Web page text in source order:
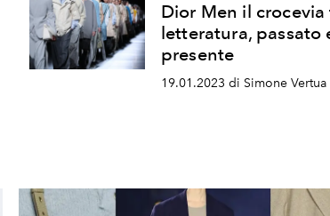
Dior Men il crocevia
letteratura, passato
presente
19.01.2023 di Simone Vertua